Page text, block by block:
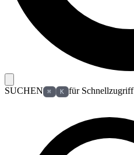
SUCHEN ⌘ K für Schnellzugriff